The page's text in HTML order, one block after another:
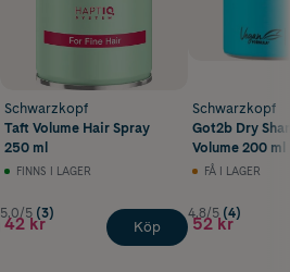
Schwarzkopf
Taft Volume Hair Spray
250 ml
FINNS I LAGER
5.0/5 (3)
42 kr Köp
Schwarzkopf
Got2b Dry
Volume 200 ml
FÅ I LAGER
4.8/5 (4)
52 kr